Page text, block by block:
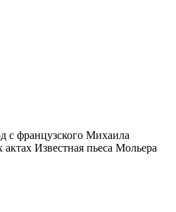
с французского Михаила
Известная пьеса Мольера